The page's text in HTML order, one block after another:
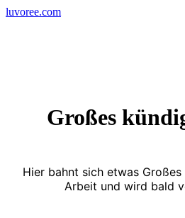
Skip
luvoree.com
Großes
Hier bahnt sich etwas
Arbeit und wird bald